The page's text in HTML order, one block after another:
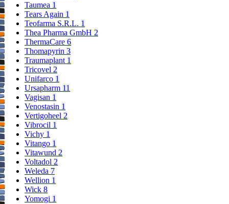
Taumea 1
Tears Again 1
Teofarma S.R.L. 1
Thea Pharma GmbH 2
ThermaCare 6
Thomapyrin 3
Traumaplant 1
Tricovel 2
Unifarco 1
Ursapharm 11
Vagisan 1
Venostasin 1
Vertigoheel 2
Vibrocil 1
Vichy 1
Vitango 1
Vitawund 2
Voltadol 2
Weleda 7
Wellion 1
Wick 8
Yomogi 1